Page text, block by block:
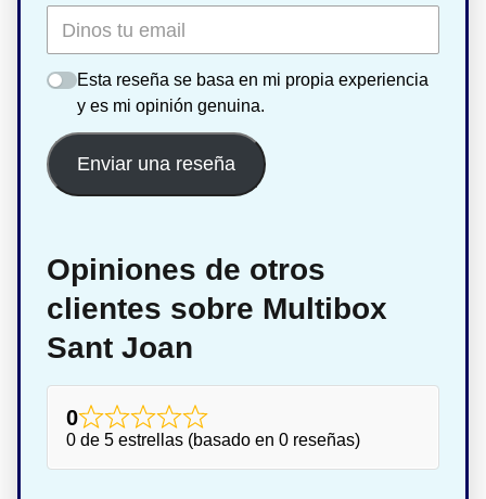
Esta reseña se basa en mi propia experiencia
y es mi opinión genuina.
Enviar una reseña
Opiniones de otros
clientes sobre Multibox
Sant Joan
0
0 de 5 estrellas (basado en 0 reseñas)